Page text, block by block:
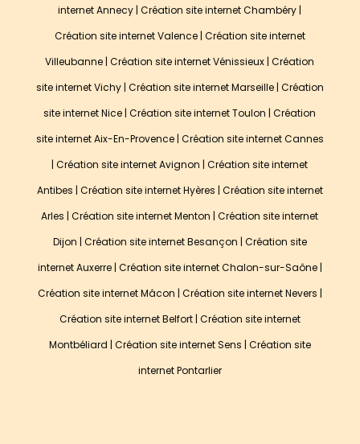
internet Annecy |Création site internet Chambéry |
Création site internet Valence| Création site internet
Villeubanne |Création site internet Vénissieux |Création
site internet Vichy| Création site internet Marseille| Création
site internet Nice |Création site internet Toulon |Création
site internet Aix-En-Provence| Création site internet Cannes
|Création site internet Avignon |Création site internet
Antibes | Création site internet Hyères | Création site internet
Arles |Création site internet Menton | Création site internet
Dijon | Création site internet Besançon | Création site
internet Auxerre | Création site internet Chalon-sur-Saône |
Création site internet Mâcon | Création site internet Nevers |
Création site internet Belfort | Création site internet
Montbéliard | Création site internet Sens | Création site
internet Pontarlier